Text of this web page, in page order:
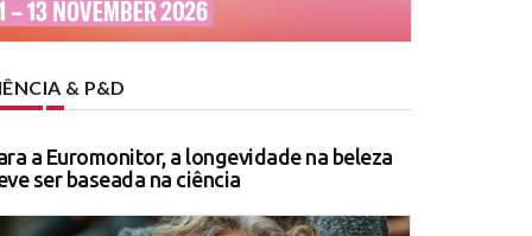
& P&D
a Euromonitor, a longevidade na beleza
ser baseada na ciência